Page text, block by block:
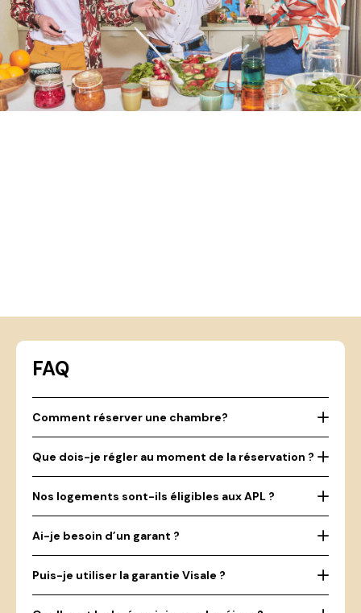
FAQ
Comment réserver une chambre?
Que dois-je régler au moment de la réservation ?
Nos logements sont-ils éligibles aux APL ?
Ai-je besoin d’un garant ?
Puis-je utiliser la garantie Visale ?